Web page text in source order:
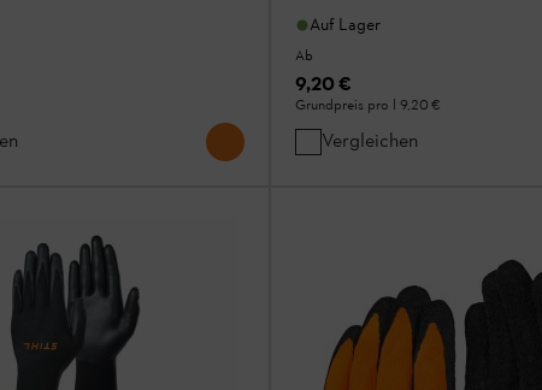
Auf Lager
Ab
9,20 €
Grundpreis pro l 9,20 €
Vergleichen